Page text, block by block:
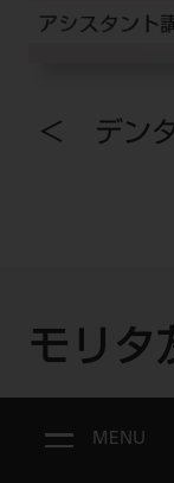
＜ デン
モリタ
MENU